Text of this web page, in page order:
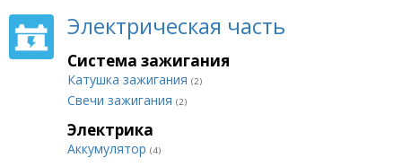
Электрическая часть
Система зажигания
Катушка зажигания (2)
Свечи зажигания (2)
Электрика
Аккумулятор (4)